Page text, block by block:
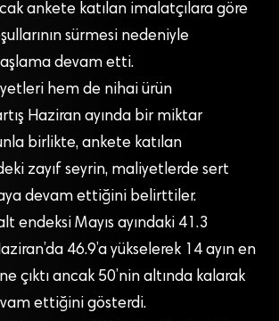
ankete katılan imalatçılara göre
sürmesi nedeniyle
devam etti.
hem de nihai ürün
Haziran ayında bir miktar
birlikte, ankete katılan
zayıf seyrin, maliyetlerde sert
devam ettiğini belirttiler.
endeksi Mayıs ayındaki 41.3
46.9’a yükselerek 14 ayın en
çıktı ancak 50’nin altında kalarak
ettiğini gösterdi.